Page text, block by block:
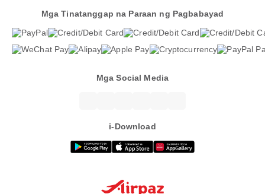
Mga Tinatanggap na Paraan ng Pagbabayad
Mga Social Media
i-Download